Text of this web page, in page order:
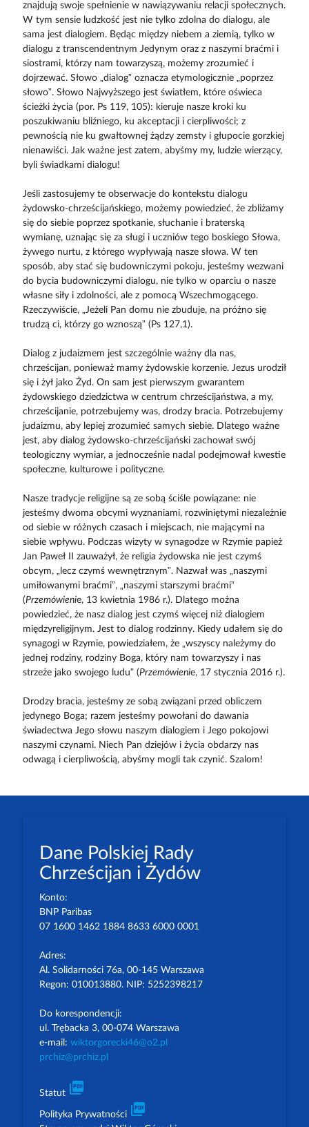
znajdują swoje spełnienie w nawiązywaniu relacji społecznych.
W tym sensie ludzkość jest nie tylko zdolna do dialogu, ale
sama jest dialogiem. Będąc między niebem a ziemią, tylko w
dialogu z transcendentnym Jedynym oraz z naszymi braćmi i
siostrami, którzy nam towarzyszą, możemy zrozumieć i
dojrzewać. Słowo „dialog” oznacza etymologicznie „poprzez
słowo”. Słowo Najwyższego jest światłem, które oświeca
ścieżki życia (por. Ps 119, 105): kieruje nasze kroki ku
poszukiwaniu bliźniego, ku akceptacji i cierpliwości; z
pewnością nie ku gwałtownej żądzy zemsty i głupocie gorzkiej
nienawiści. Jak ważne jest zatem, abyśmy my, ludzie wierzący,
byli świadkami dialogu!
Jeśli zastosujemy te obserwacje do kontekstu dialogu
żydowsko-chrześcijańskiego, możemy powiedzieć, że zbliżamy
się do siebie poprzez spotkanie, słuchanie i braterską
wymianę, uznając się za sługi i uczniów tego boskiego Słowa,
żywego nurtu, z którego wypływają nasze słowa. W ten
sposób, aby stać się budowniczymi pokoju, jesteśmy wezwani
do bycia budowniczymi dialogu, nie tylko w oparciu o nasze
własne siły i zdolności, ale z pomocą Wszechmogącego.
Rzeczywiście, „Jeżeli Pan domu nie zbuduje, na próżno się
trudzą ci, którzy go wznoszą” (Ps 127,1).
Dialog z judaizmem jest szczególnie ważny dla nas,
chrześcijan, ponieważ mamy żydowskie korzenie. Jezus urodził
się i żył jako Żyd. On sam jest pierwszym gwarantem
żydowskiego dziedzictwa w centrum chrześcijaństwa, a my,
chrześcijanie, potrzebujemy was, drodzy bracia. Potrzebujemy
judaizmu, aby lepiej zrozumieć samych siebie. Dlatego ważne
jest, aby dialog żydowsko-chrześcijański zachował swój
teologiczny wymiar, a jednocześnie nadal podejmował kwestie
społeczne, kulturowe i polityczne.
Nasze tradycje religijne są ze sobą ściśle powiązane: nie
jesteśmy dwoma obcymi wyznaniami, rozwiniętymi niezależnie
od siebie w różnych czasach i miejscach, nie mającymi na
siebie wpływu. Podczas wizyty w synagodze w Rzymie papież
Jan Paweł II zauważył, że religia żydowska nie jest czymś
obcym, „lecz czymś wewnętrznym”. Nazwał was „naszymi
umiłowanymi braćmi”, „naszymi starszymi braćmi”
(Przemówienie, 13 kwietnia 1986 r.). Dlatego można
powiedzieć, że nasz dialog jest czymś więcej niż dialogiem
międzyreligijnym. Jest to dialog rodzinny. Kiedy udałem się do
synagogi w Rzymie, powiedziałem, że „wszyscy należymy do
jednej rodziny, rodziny Boga, który nam towarzyszy i nas
strzeże jako swojego ludu” (Przemówienie, 17 stycznia 2016 r.).
Drodzy bracia, jesteśmy ze sobą związani przed obliczem
jedynego Boga; razem jesteśmy powołani do dawania
świadectwa Jego słowu naszym dialogiem i Jego pokojowi
naszymi czynami. Niech Pan dziejów i życia obdarzy nas
odwagą i cierpliwością, abyśmy mogli tak czynić. Szalom!
Dane Polskiej Rady
Chrześcijan i Żydów
Konto:
BNP Paribas
07 1600 1462 1884 8633 6000 0001
Adres:
Al. Solidarności 76a, 00-145 Warszawa
Regon: 010013880. NIP: 5252398217
Do korespondencji:
ul. Trębacka 3, 00-074 Warszawa
e-mail: wiktorgorecki46@o2.pl
prchiz@prchiz.pl
Statut picture_as_pdf
Polityka Prywatności picture_as_pdf